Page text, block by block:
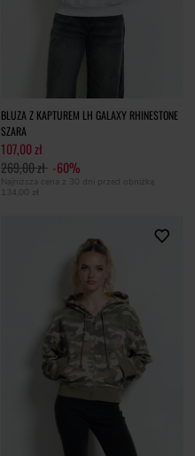
BLUZA Z KAPTUREM LH GALAXY RHINESTONE
SZARA
107,00 zł
269,00 zł -60%
Najniższa cena z 30 dni przed obniżką
134,00 zł